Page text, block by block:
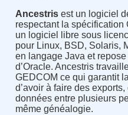
Ancestrisest un logiciel
respectant la spécification
un logiciel libre sous
pour Linux, BSD, Solaris,
en langage Java et
d’Oracle. Ancestris
GEDCOM ce qui garantit
d’avoir à faire des
données entre plusieurs
même généalogie.